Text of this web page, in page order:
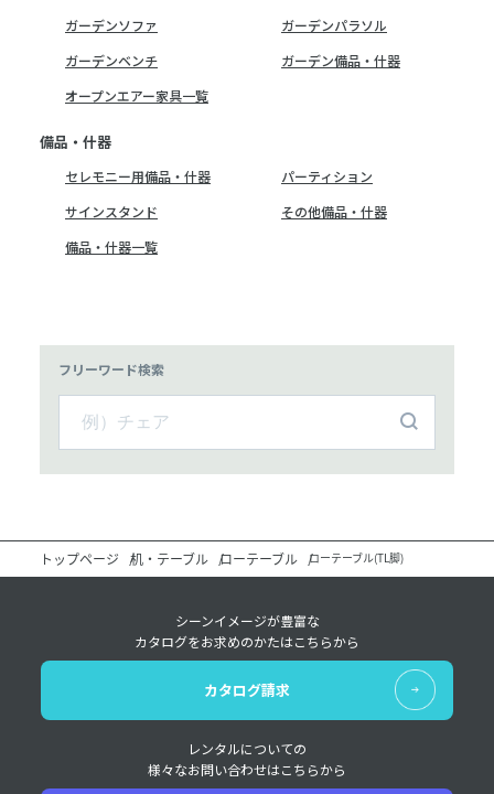
ガーデンソファ
ガーデンパラソル
ガーデンベンチ
ガーデン備品・什器
オープンエアー家具一覧
備品・什器
セレモニー用備品・什器
パーティション
サインスタンド
その他備品・什器
備品・什器一覧
フリーワード検索
トップページ 机・テーブル ローテーブル ローテーブル(TL脚)
シーンイメージが豊富な
カタログをお求めのかたはこちらから
カタログ請求
レンタルについての
様々なお問い合わせはこちらから